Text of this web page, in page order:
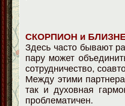
СКОРПИОН и
Здесь часто бывают
пару может
сотрудничество,
Между этими
так и духовная
проблематичен.